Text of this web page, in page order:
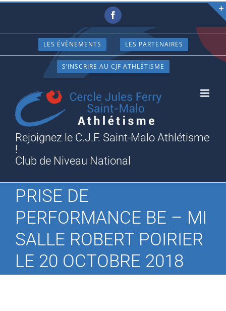
Passer
contenu
Facebook
LES ÉVÈNEMENTS LES PARTENAIRES
S’INSCRIRE AU CJF ATHLÉTISME
Rejoignez le C.J.F. Saint-Malo Athlétisme
!
Club de Niveau National
PRISE DE
PERFORMANCE BE – MI
SALLE ROBERT POIRIER
LE 20 OCTOBRE 2018